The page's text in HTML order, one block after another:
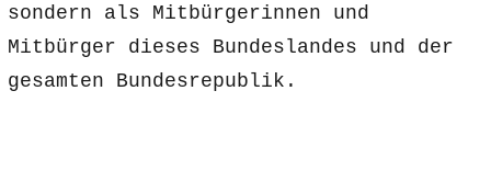
sondern als Mitbürgerinnen und
Mitbürger dieses Bundeslandes und der
gesamten Bundesrepublik.